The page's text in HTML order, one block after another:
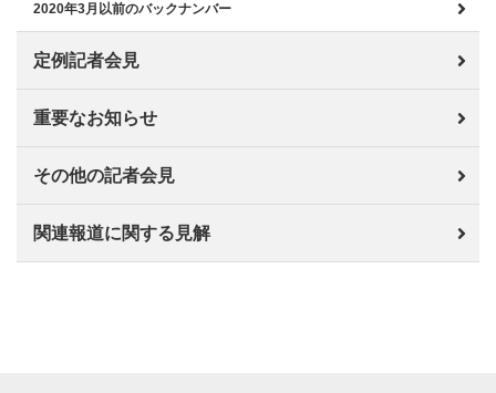
2020年3月以前のバックナンバー
定例記者会見
重要なお知らせ
その他の記者会見
関連報道に関する見解